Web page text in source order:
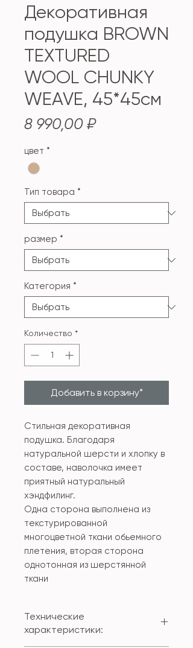
Декоративная
подушка BROWN
TEXTURED
WOOL CHUNKY
WEAVE, 45*45см
8 990,00 ₽Цена
цвет *
Тип товара *
размер *
Категория *
Количество *
Добавить в корзину*
Стильная декоративная
подушка. Благодаря
натуральной шерсти и хлопку в
составе, наволочка имеет
приятный натуральный
хэндфилинг.
Одна сторона выполнена из
текстурированной
многоцветной ткани обьемного
плетения, вторая сторона
однотонная из шерстянной
ткани
Технические
характеристики: